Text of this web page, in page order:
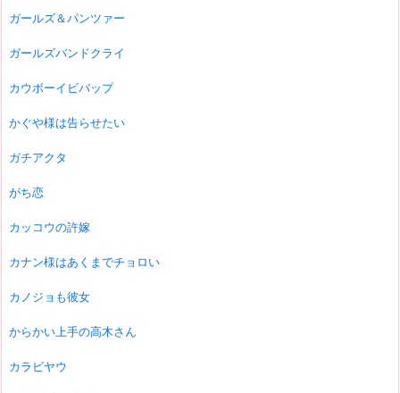
ガールズ＆パンツァー
ガールズバンドクライ
カウボーイビバップ
かぐや様は告らせたい
ガチアクタ
がち恋
カッコウの許嫁
カナン様はあくまでチョロい
カノジョも彼女
からかい上手の高木さん
カラビヤウ